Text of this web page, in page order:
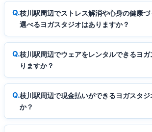
枝川駅周辺でストレス解消や心身の健康
選べるヨガスタジオはありますか？
枝川駅周辺でウェアをレンタルできるヨ
りますか？
枝川駅周辺で現金払いができるヨガスタ
か？